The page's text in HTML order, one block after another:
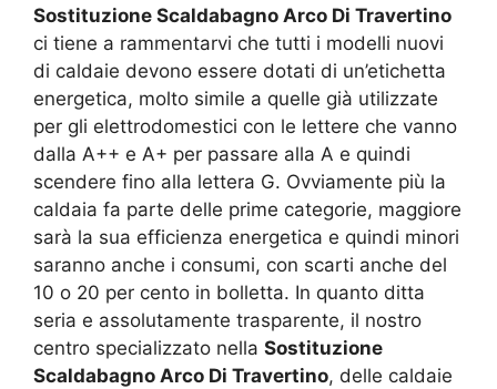
Sostituzione Scaldabagno Arco Di Travertino
ci tiene a rammentarvi che tutti i modelli nuovi
di caldaie devono essere dotati di un’etichetta
energetica, molto simile a quelle già utilizzate
per gli elettrodomestici con le lettere che vanno
dalla A++ e A+ per passare alla A e quindi
scendere fino alla lettera G. Ovviamente più la
caldaia fa parte delle prime categorie, maggiore
sarà la sua efficienza energetica e quindi minori
saranno anche i consumi, con scarti anche del
10 o 20 per cento in bolletta. In quanto ditta
seria e assolutamente trasparente, il nostro
centro specializzato nella Sostituzione
Scaldabagno Arco Di Travertino, delle caldaie